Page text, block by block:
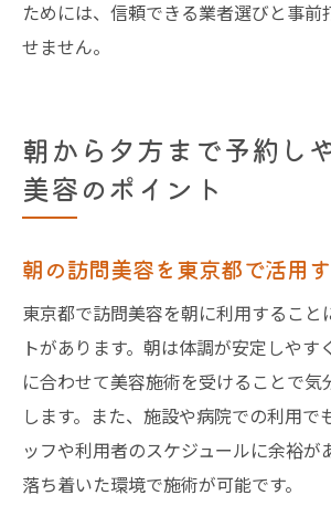
ためには、信頼できる業者選びと事前
せません。
朝から夕方まで予約し
美容のポイント
朝の訪問美容を東京都で活用
東京都で訪問美容を朝に利用すること
トがあります。朝は体調が安定しやす
に合わせて美容施術を受けることで気
します。また、施設や病院での利用で
ッフや利用者のスケジュールに余裕が
落ち着いた環境で施術が可能です。